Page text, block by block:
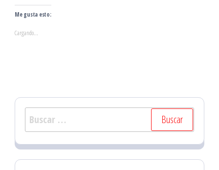
Me gusta esto:
Cargando...
Buscar: